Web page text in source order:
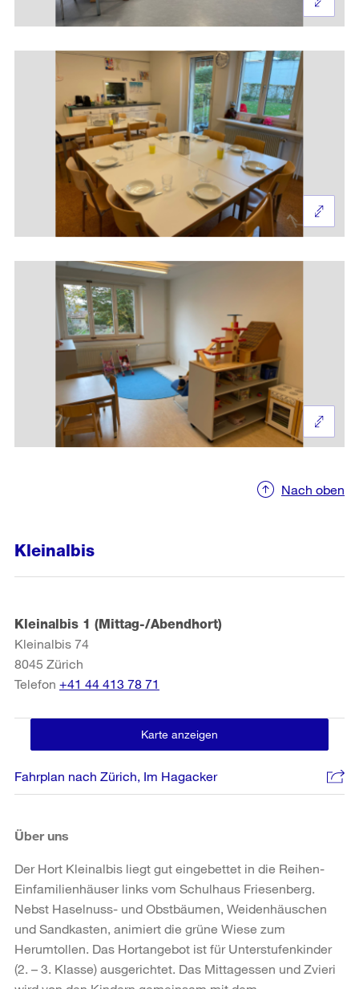
Nach oben
Kleinalbis
Kleinalbis 1 (Mittag-/Abendhort)
Kleinalbis 74
8045 Zürich
Telefon +41 44 413 78 71
Karte anzeigen
Fahrplan nach Zürich, Im Hagacker
Über uns
Der Hort Kleinalbis liegt gut eingebettet in die Reihen-
Einfamilienhäuser links vom Schulhaus Friesenberg.
Nebst Haselnuss- und Obstbäumen, Weidenhäuschen
und Sandkasten, animiert die grüne Wiese zum
Herumtollen. Das Hortangebot ist für Unterstufenkinder
(2. – 3. Klasse) ausgerichtet. Das Mittagessen und Zvieri